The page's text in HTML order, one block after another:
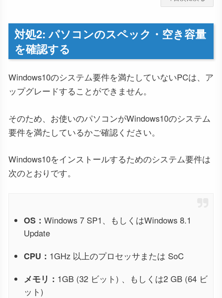
対処2: パソコンのスペック・空き容量
を確認する
Windows10のシステム要件を満たしていないPCは、ア
ップグレードすることができません。
そのため、お使いのパソコンがWindows10のシステム
要件を満たしているかご確認ください。
Windows10をインストールするためのシステム要件は
次のとおりです。
OS： Windows 7 SP1、もしくはWindows 8.1
Update
CPU： 1GHz 以上のプロセッサまたは SoC
メモリ： 1GB (32 ビット) 、もしくは2 GB (64 ビ
ット)